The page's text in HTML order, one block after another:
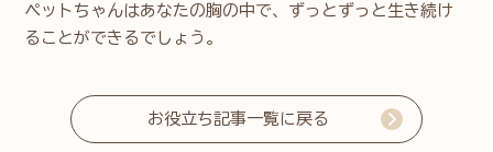
ペットちゃんはあなたの胸の中で、ずっとずっと生き続け
ることができるでしょう。
お役立ち記事一覧に戻る